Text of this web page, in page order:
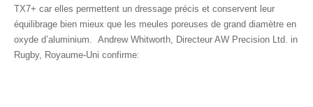
TX7+ car elles permettent un dressage précis et conservent leur
équilibrage bien mieux que les meules poreuses de grand diamètre en
oxyde d’aluminium. Andrew Whitworth, Directeur AW Precision Ltd. in
Rugby, Royaume-Uni confirme: